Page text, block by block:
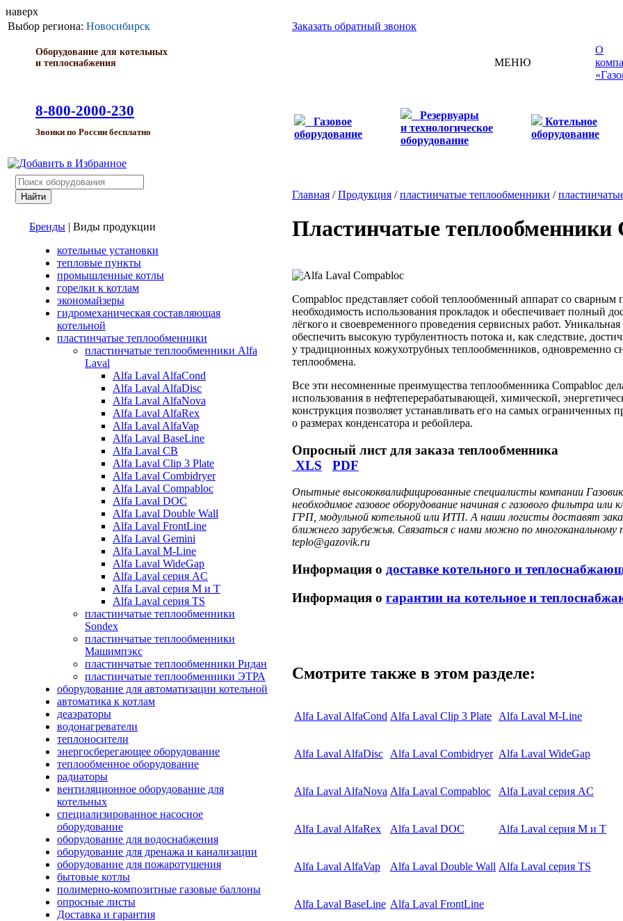
наверх
Выбор региона: Новосибирск
Оборудование для котельных
и теплоснабжения
8-800-2000-230
Звонки по России бесплатно
Заказать обратный звонок
МЕНЮ
О
Газовое
оборудование
Резервуары
и технологическое
оборудование
Котельное
оборудование
Бренды | Виды продукции
котельные установки
тепловые пункты
промышленные котлы
горелки к котлам
экономайзеры
гидромеханическая составляющая
котельной
пластинчатые теплообменники
пластинчатые теплообменники Alfa
Laval
Alfa Laval AlfaCond
Alfa Laval AlfaDisc
Alfa Laval AlfaNova
Alfa Laval AlfaRex
Alfa Laval AlfaVap
Alfa Laval BaseLine
Alfa Laval CB
Alfa Laval Clip 3 Plate
Alfa Laval Combidryer
Alfa Laval Compabloc
Alfa Laval DOC
Alfa Laval Double Wall
Alfa Laval FrontLine
Alfa Laval Gemini
Alfa Laval M-Line
Alfa Laval WideGap
Alfa Laval серия AC
Alfa Laval серия M и T
Alfa Laval серия TS
пластинчатые теплообменники
Sondex
пластинчатые теплообменники
Машимпэкс
пластинчатые теплообменники Ридан
пластинчатые теплообменники ЭТРА
оборудование для автоматизации котельной
автоматика к котлам
деаэраторы
водонагреватели
теплоносители
энергосберегающее оборудование
теплообменное оборудование
радиаторы
вентиляционное оборудование для
котельных
специализированное насосное
оборудование
оборудование для водоснабжения
оборудование для дренажа и канализации
оборудование для пожаротушения
бытовые котлы
полимерно-композитные газовые баллоны
опросные листы
Доставка и гарантия
Главная /Продукция /пластинчатые теплообменники /
Пластинчатые теплообменники
Compabloc представляет собой теплообменный аппарат со
необходимость использования прокладок и обеспечивает полный
лёгкого и своевременного проведения сервисных работ.
обеспечить высокую турбулентность потока и, как следствие,
у традиционных кожухотрубных теплообменников, одновременно
теплообмена.
Все эти несомненные преимущества теплообменника Compabloc
использования в нефтеперерабатывающей, химической,
конструкция позволяет устанавливать его на самых ограниченных
о размерах конденсатора и ребойлера.
Опросный лист для заказа теплообменника
XLS
PDF
Опытные высококвалифицированные специалисты компании
необходимое газовое оборудование начиная с газового фильтра
ГРП, модульной котельной или ИТП. А наши логисты доставят
ближнего зарубежья. Связаться с нами можно по
teplo@gazovik.ru
Информация о доставке котельного и
Информация о гарантии на котельное и
Смотрите также в этом разделе:
Alfa Laval AlfaCond Alfa Laval Clip 3 Plate Alfa Laval M-Line
Alfa Laval AlfaDisc Alfa Laval Combidryer Alfa Laval WideGap
Alfa Laval AlfaNova Alfa Laval Compabloc Alfa Laval серия AC
Alfa Laval AlfaRex Alfa Laval DOC Alfa Laval серия M и T
Alfa Laval AlfaVap Alfa Laval Double Wall Alfa Laval серия TS
Alfa Laval BaseLine Alfa Laval FrontLine